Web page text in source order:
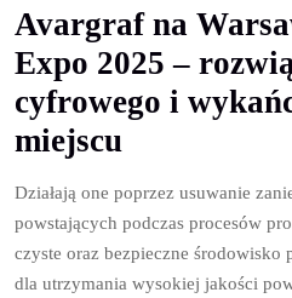
Avargraf na
Expo 2025 –
cyfrowego i
miejscu
Działają one poprzez usuwanie
powstających podczas procesów
czyste oraz bezpieczne środowisko
dla utrzymania wysokiej jakości